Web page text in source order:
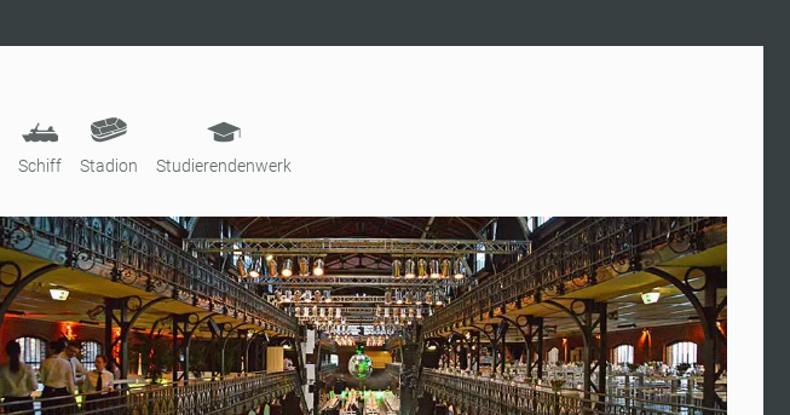
Schiff Stadion Studierendenwerk